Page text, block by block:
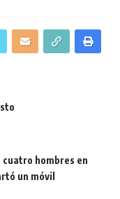
hombres en
un móvil